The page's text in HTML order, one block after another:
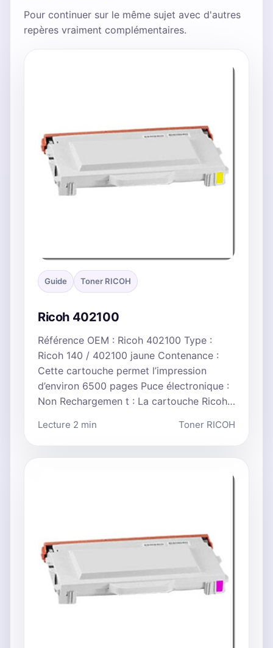
Pour continuer sur le même sujet avec d'autres
repères vraiment complémentaires.
Guide Toner RICOH
Ricoh 402100
Référence OEM : Ricoh 402100 Type :
Ricoh 140 / 402100 jaune Contenance :
Cette cartouche permet l’impression
d’environ 6500 pages Puce électronique :
Non Rechargemen t : La cartouche Ricoh…
Lecture 2 min Toner RICOH